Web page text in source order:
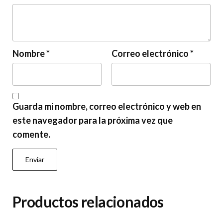
Nombre* Correo electrónico*
Guarda mi nombre, correo electrónico y web en
este navegador para la próxima vez que
comente.
Productos relacionados